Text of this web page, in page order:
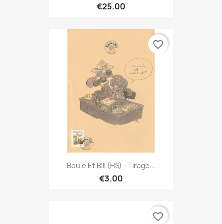
€25.00
Boule Et Bill (HS) - Tirage...
€3.00
favorite_border
favorite_border